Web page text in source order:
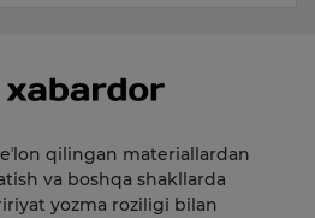
qilingan materiallardan
va boshqa shakllarda
yozma roziligi bilan